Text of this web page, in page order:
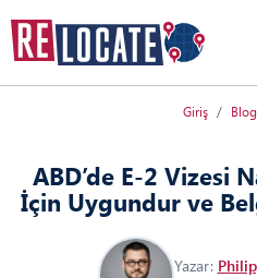
Giriş Blog
ABD’de E-2 Vizesi
İçin Uygundur ve
Yazar: